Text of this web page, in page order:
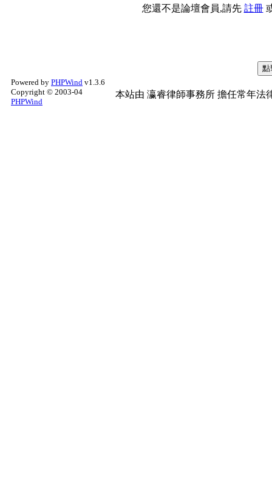
您還不是論壇會員,請先 註冊
Powered by PHPWind v1.3.6
Copyright © 2003-04
PHPWind
本站由 瀛睿律師事務所 擔任常年法